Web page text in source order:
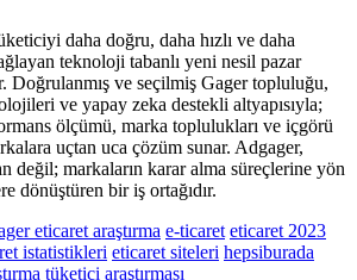
daha doğru, daha hızlı ve daha
teknoloji tabanlı yeni nesil pazar
Doğrulanmış ve seçilmiş Gager topluluğu,
ve yapay zeka destekli altyapısıyla;
ölçümü, marka toplulukları ve içgörü
uçtan uca çözüm sunar. Adgager,
değil; markaların karar alma süreçlerine yön
dönüştüren bir iş ortağıdır.
eticaret araştırma e-ticaret eticaret 2023
istatistikleri eticaret siteleri hepsiburada
tüketici araştırması